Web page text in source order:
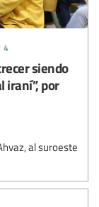
siendo
iraní”, por
al suroeste